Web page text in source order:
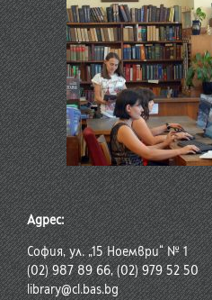
Адрес:
София, ул. „15 Ноември“ № 1
(02) 987 89 66, (02) 979 52 50
library@cl.bas.bg